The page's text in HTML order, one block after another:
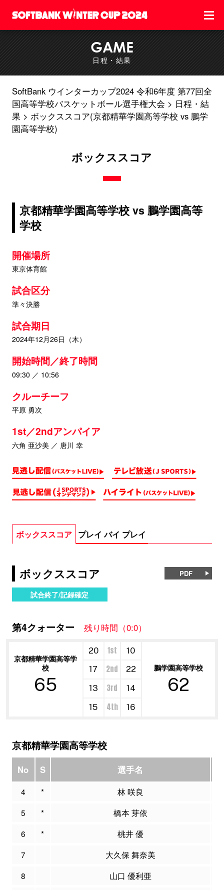
GAME
日程・結果
SoftBank ウインターカップ2024 令和6年度 第77回全
国高等学校バスケットボール選手権大会
日程・結
果
ボックススコア(京都精華学園高等学校 vs 鵬学
園高等学校)
ボックススコア
京都精華学園高等学校 vs 鵬学園高等
学校
開催場所
東京体育館
試合区分
準々決勝
試合期日
2024年12月26日（木）
開始時間／終了時間
09:30 ／ 10:56
クルーチーフ
平原 勇次
1st／2ndアンパイア
六角 亜沙美 ／ 唐川 幸
ボックススコア プレイ バイ プレイ
ボックススコア PDF
試合終了/記録確定
第4クォーター 残り時間（0:0）
京都精華学園高等学
校
65
20 1st
10
鵬学園高等学校
62
17 2nd
22
13
3rd
14
15
4th 16
京都精華学園高等学校
No S 選手名
4 * 林 咲良
5
* 橋本 芽依
6
* 桃井 優
7
大久保 舞奈美
8
山口 優利亜